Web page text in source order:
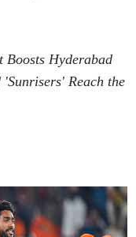
Boosts Hyderabad
Reach the